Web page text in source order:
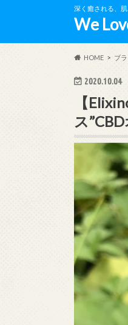
深く癒される、
We
HOME ブ
2020.10.04
【
ス